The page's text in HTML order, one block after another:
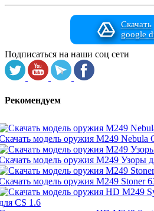
Скачать
google
Подписаться на наши соц сети
Рекомендуем
модель оружия M249 Nebula
модель оружия M249 Узоры
модель оружия M249 Stoner